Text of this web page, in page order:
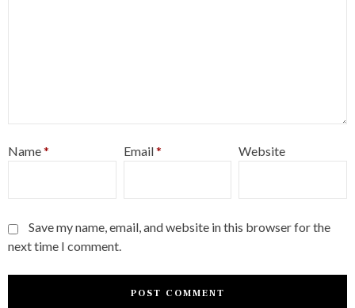
Name* Email* Website
Save my name, email, and website in this browser for the
next time I comment.